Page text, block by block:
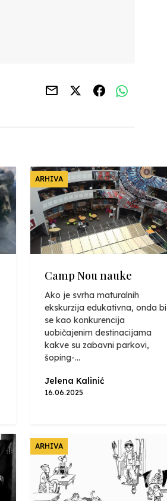
ARHIVA
Camp Nou nauke
Ako je svrha maturalnih
ekskurzija edukativna, onda bi
se kao konkurencija
uobičajenim destinacijama
kakve su zabavni parkovi,
šoping-...
Jelena Kalinić
16.06.2025
ARHIVA